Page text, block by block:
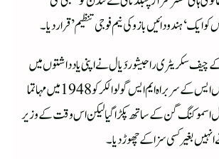
‘ہندو دائیں بازو کی نیم فوجی تنظیم’ قرار دیا۔
سکریٹری راجیشور دَیال نے اپنی یادداشتوں میں
لکھا کہ کس طرح آر ایس ایس کے سربراہ ایم ایس گولوالکر کو 1948 میں مہاتما
گن کے ساتھ پکڑا گیا لیکن اس وقت کے وزیر
بغیر کسی سزا کے چھوڑ دیا۔